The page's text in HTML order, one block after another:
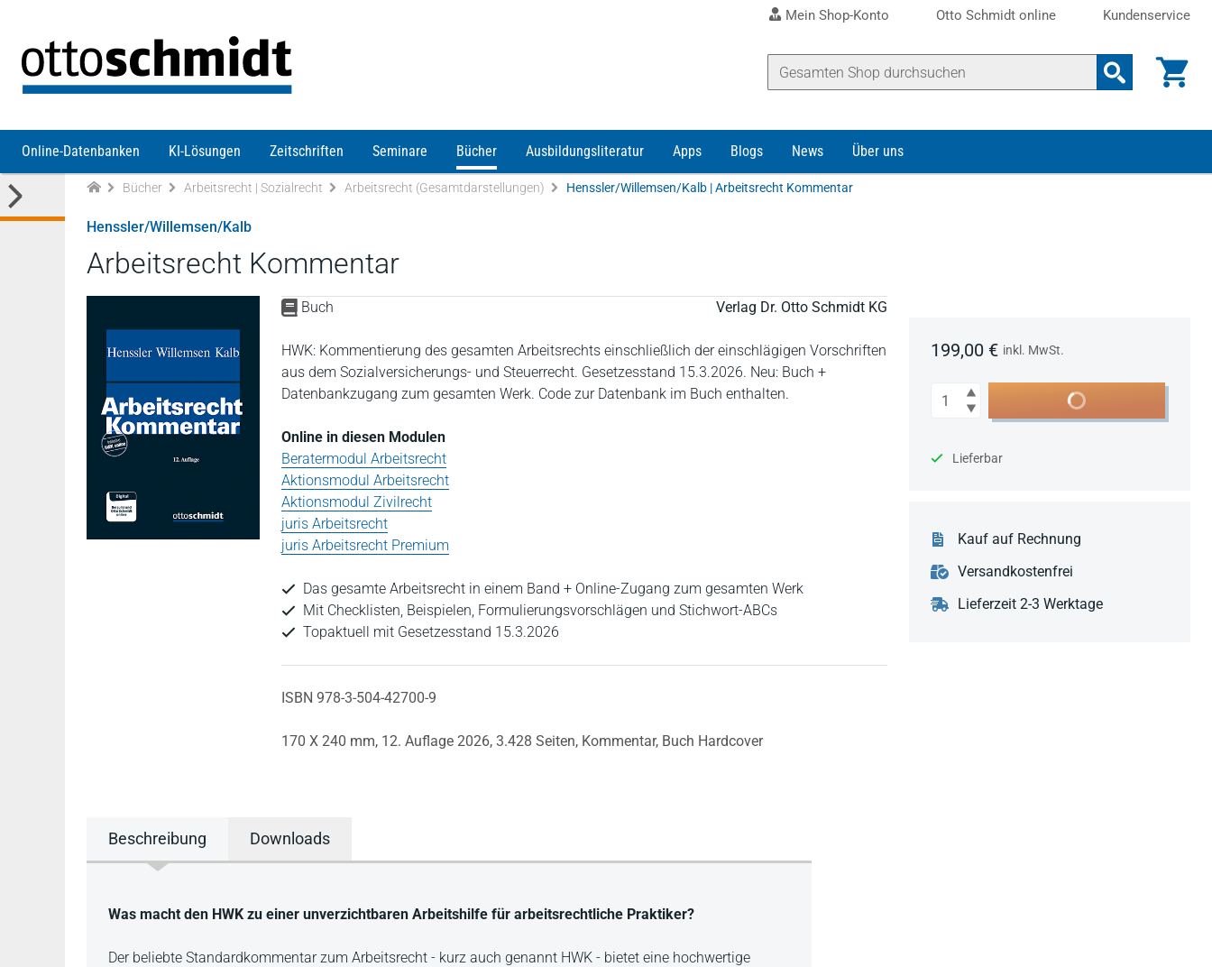
Mein Shop-Konto Otto Schmidt online Kundenservice
Online-Datenbanken KI-Lösungen Zeitschriften Seminare Bücher Ausbildungsliteratur Apps Blogs News Über uns
Bücher Arbeitsrecht | Sozialrecht Arbeitsrecht (Gesamtdarstellungen) Henssler/Willemsen/Kalb | Arbeitsrecht Kommentar
Henssler/Willemsen/Kalb
Arbeitsrecht Kommentar
Buch Verlag Dr. Otto Schmidt KG
HWK: Kommentierung des gesamten Arbeitsrechts einschließlich der einschlägigen Vorschriften
aus dem Sozialversicherungs- und Steuerrecht. Gesetzesstand 15.3.2026. Neu: Buch +
Datenbankzugang zum gesamten Werk. Code zur Datenbank im Buch enthalten.
Online in diesen Modulen
Beratermodul Arbeitsrecht
Aktionsmodul Arbeitsrecht
Aktionsmodul Zivilrecht
juris Arbeitsrecht
juris Arbeitsrecht Premium
Das gesamte Arbeitsrecht in einem Band + Online-Zugang zum gesamten Werk
Mit Checklisten, Beispielen, Formulierungsvorschlägen und Stichwort-ABCs
Topaktuell mit Gesetzesstand 15.3.2026
ISBN 978-3-504-42700-9
170 X 240 mm, 12. Auflage 2026, 3.428 Seiten, Kommentar, Buch Hardcover
199,00 € inkl. MwSt.
Anzahl In den Warenkorb
Lieferbar
Kauf auf Rechnung
Versandkostenfrei
Lieferzeit 2-3 Werktage
Beschreibung Downloads
Beschreibung
Was macht den HWK zu einer unverzichtbaren Arbeitshilfe für arbeitsrechtliche Praktiker?
Der beliebte Standardkommentar zum Arbeitsrecht - kurz auch genannt HWK - bietet eine hochwertige